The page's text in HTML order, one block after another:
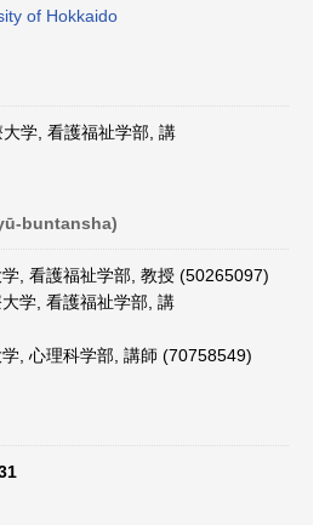
of Hokkaido
学, 看護福祉学部, 講
buntansha)
, 看護福祉学部, 教授 (50265097)
学, 看護福祉学部, 講
, 心理科学部, 講師 (70758549)